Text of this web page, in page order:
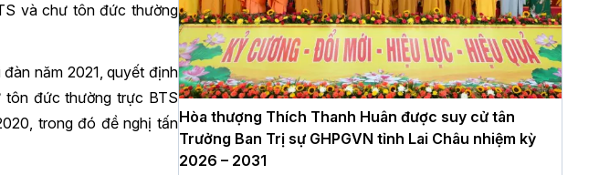
và chư tôn đức thường
năm 2021, quyết định
tôn đức thường trực BTS
trong đó đề nghị tấnHòa thượng Thích Thanh Huân được suy cử tân
Trưởng Ban Trị sự GHPGVN tỉnh Lai Châu nhiệm kỳ
2026 – 2031